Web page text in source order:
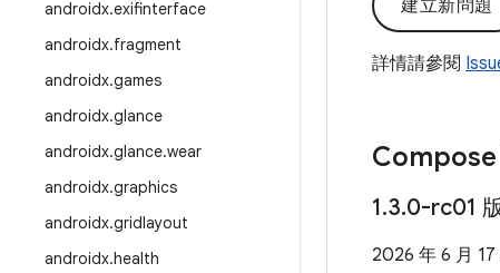
androidx.exifinterface
androidx.fragment
androidx.games
androidx.glance
androidx.glance.wear
androidx.graphics
androidx.gridlayout
androidx.health
建立新問題
詳情請參閱
Compose
1.3.0-rc01
2026 年 6 月 17